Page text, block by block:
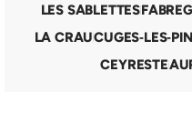
LES SABLETTES
LA CRAU
CEYRESTE